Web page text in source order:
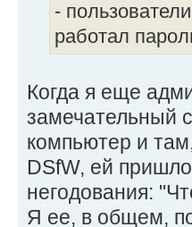
-
работал
Когда я еще
замечательный
компьютер и
DSfW, ей
негодования:
Я ее, в общем,